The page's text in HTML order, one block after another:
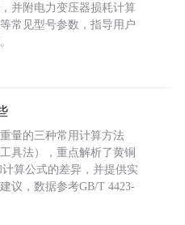
并附电力变压器损耗计算
常见型号参数，指导用户
量的三种常用计算方法
具法），重点解析了黄铜
计算公式的差异，并提供实
议，数据参考GB/T 4423-